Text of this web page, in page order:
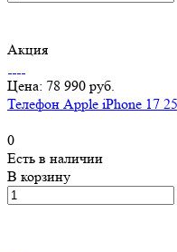
Акция
Цена: 78 990 руб.
Телефон Apple iPhone 17
0
Есть в наличии
В корзину